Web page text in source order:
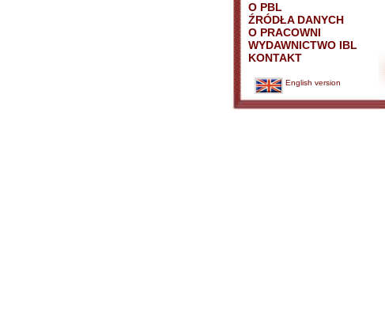
O PBL
ŹRÓDŁA DANYCH
O PRACOWNI
WYDAWNICTWO IBL
KONTAKT
English version